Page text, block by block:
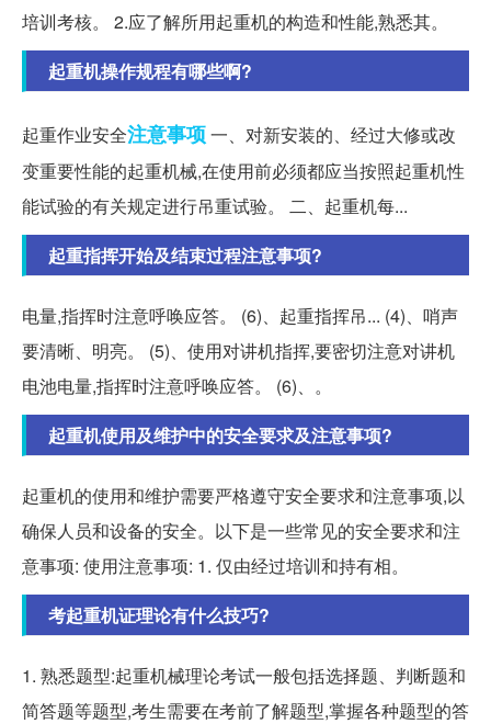
培训考核。 2.应了解所用起重机的构造和性能,熟悉其。
起重机操作规程有哪些啊?
起重作业安全注意事项一、对新安装的、经过大修或改
变重要性能的起重机械,在使用前必须都应当按照起重机性
能试验的有关规定进行吊重试验。 二、起重机每...
起重指挥开始及结束过程注意事项?
电量,指挥时注意呼唤应答。 (6)、起重指挥吊... (4)、哨声
要清晰、明亮。 (5)、使用对讲机指挥,要密切注意对讲机
电池电量,指挥时注意呼唤应答。 (6)、。
起重机使用及维护中的安全要求及注意事项?
起重机的使用和维护需要严格遵守安全要求和注意事项,以
确保人员和设备的安全。以下是一些常见的安全要求和注
意事项: 使用注意事项: 1. 仅由经过培训和持有相。
考起重机证理论有什么技巧?
1. 熟悉题型:起重机械理论考试一般包括选择题、判断题和
简答题等题型,考生需要在考前了解题型,掌握各种题型的答